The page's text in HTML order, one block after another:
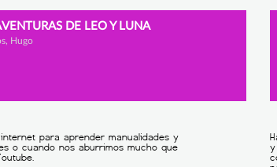
DE LEO Y LUNA
Hugo